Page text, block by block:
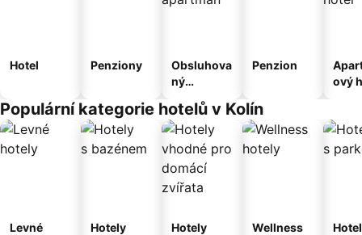
Hotel Penziony
Obsluhova
ný
Penzion
ový
Populární kategorie hotelů v Kolín
Levné
Hotely
Hotely
Wellness